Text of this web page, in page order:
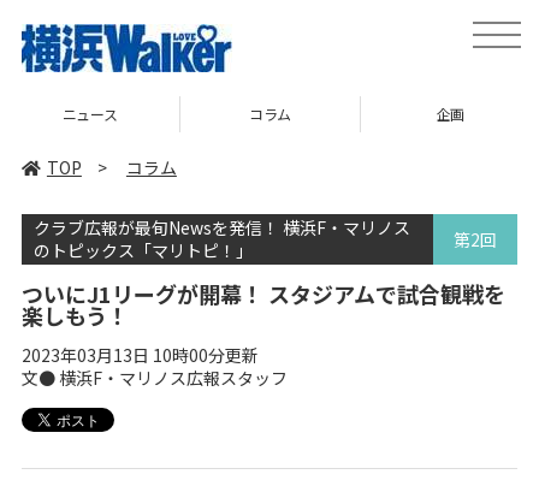
toggle
コラム 企画 TOP
TOP > コラム
クラブ広報が最旬Newsを発信！ 横浜F・マリノス
のトピックス「マリトピ！」
第2回
ついにJ1リーグが開幕！ スタジアムで試合観戦を
楽しもう！
2023年03月13日 10時00分更新
文● 横浜F・マリノス広報スタッフ